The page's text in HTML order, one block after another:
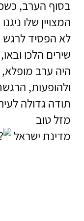
בסוף הערב,
המצויין שלו
לא הפסיד
שירים הלכו
היה ערב
ולהופעות,
תודה גדולה
מזל טוב
מדינת ישראל